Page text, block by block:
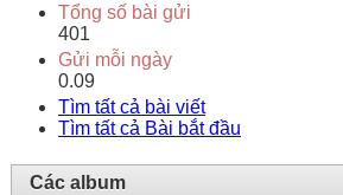
Tổng số bài gửi
401
Gửi mỗi ngày
0.09
Tìm tất cả bài viết
Tìm tất cả Bài bắt đầu
Các album